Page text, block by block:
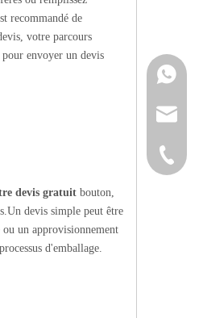
recommandé de
votre parcours
envoyer un devis
devis gratuit bouton,
devis simple peut être
ou un approvisionnement
d'emballage.
+86-